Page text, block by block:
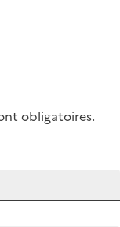
obligatoires.